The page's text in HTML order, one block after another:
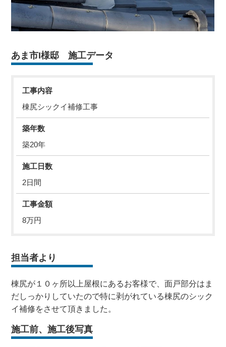
あま市I様邸 施工データ
工事内容
棟尻シックイ補修工事
築年数
築20年
施工日数
2日間
工事金額
8万円
担当者より
棟尻が１０ヶ所以上屋根にあるお客様で、面戸部分はま
だしっかりしていたので特に剥がれている棟尻のシック
イ補修をさせて頂きました。
施工前、施工後写真